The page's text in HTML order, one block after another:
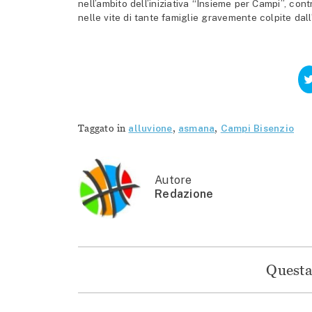
nell’ambito dell’iniziativa “Insieme per Campi”,
nelle vite di tante famiglie gravemente colpite
Taggato in alluvione, asmana, Campi Bisenzio
Autore
Redazione